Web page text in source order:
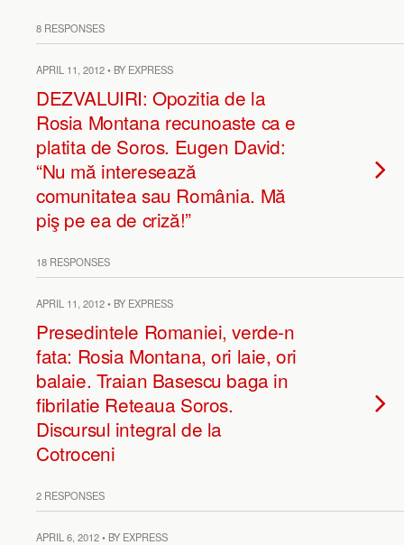
8 RESPONSES
APRIL 11, 2012 • BY EXPRESS
DEZVALUIRI: Opozitia de la
Rosia Montana recunoaste ca e
platita de Soros. Eugen David:
“Nu mă interesează
comunitatea sau România. Mă
piş pe ea de criză!”
18 RESPONSES
APRIL 11, 2012 • BY EXPRESS
Presedintele Romaniei, verde-n
fata: Rosia Montana, ori laie, ori
balaie. Traian Basescu baga in
fibrilatie Reteaua Soros.
Discursul integral de la
Cotroceni
2 RESPONSES
APRIL 6, 2012 • BY EXPRESS